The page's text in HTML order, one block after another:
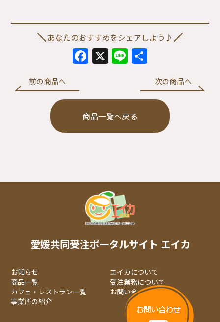
あなたのおすすめをシェアしよう♪
Facebook
X Line
有
前の商品へ 次の商品へ
商品一覧へ戻る
愛媛共同受注ポータルサイト エイカ
お知らせ
商品一覧
カフェ・レストラン一覧
事業所の紹介
エイカについて
受注業務について
お問い合わせ